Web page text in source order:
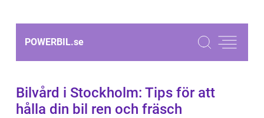
POWERBIL.se
Bilvård i Stockholm: Tips för att
hålla din bil ren och fräsch